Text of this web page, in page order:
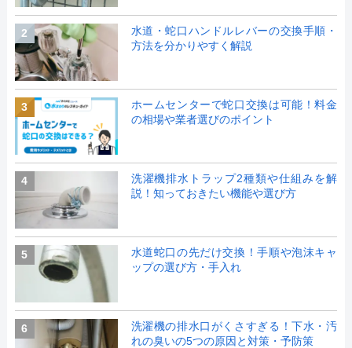
2
水道・蛇口ハンドルレバーの交換手順・
方法を分かりやすく解説
3
ホームセンターで蛇口交換は可能！料金
の相場や業者選びのポイント
4
洗濯機排水トラップ2種類や仕組みを解
説！知っておきたい機能や選び方
5
水道蛇口の先だけ交換！手順や泡沫キャ
ップの選び方・手入れ
6
洗濯機の排水口がくさすぎる！下水・汚
れの臭いの5つの原因と対策・予防策